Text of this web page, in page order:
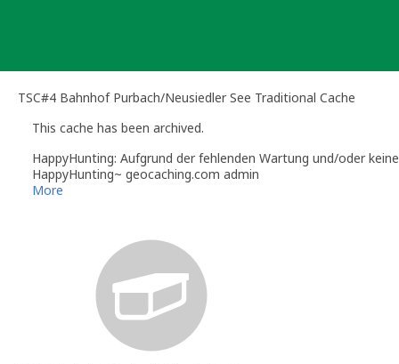
TSC#4 Bahnhof Purbach/Neusiedler See Traditional Cache
This cache has been archived.
HappyHunting: Aufgrund der fehlenden Wartung und/oder
HappyHunting~ geocaching.com admin
More